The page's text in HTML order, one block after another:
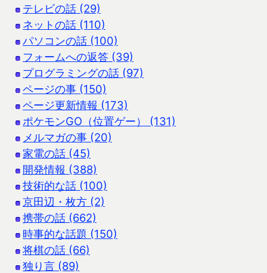
テレビの話 (29)
ネットの話 (110)
パソコンの話 (100)
フォームへの返答 (39)
プログラミングの話 (97)
ページの事 (150)
ページ更新情報 (173)
ポケモンGO（位置ゲー） (131)
メルマガの事 (20)
家電の話 (45)
開発情報 (388)
技術的な話 (100)
京田辺・枚方 (2)
携帯の話 (662)
時事的な話題 (150)
将棋の話 (66)
独り言 (89)